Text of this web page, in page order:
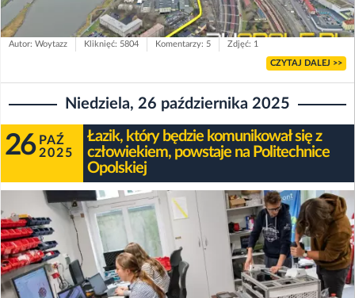
Autor: Woytazz Kliknięć: 5804 Komentarzy: 5 Zdjęć: 1
CZYTAJ DALEJ >>
Niedziela, 26 października 2025
26 PAŹ
2025
Łazik, który będzie komunikował się z
człowiekiem, powstaje na Politechnice
Opolskiej